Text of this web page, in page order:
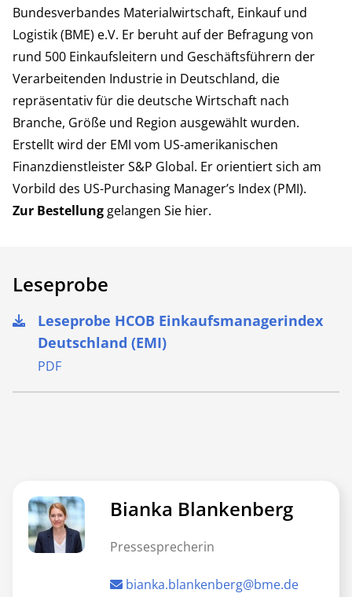
Bundesverbandes Materialwirtschaft, Einkauf und
Logistik (BME) e.V. Er beruht auf der Befragung von
rund 500 Einkaufsleitern und Geschäftsführern der
Verarbeitenden Industrie in Deutschland, die
repräsentativ für die deutsche Wirtschaft nach
Branche, Größe und Region ausgewählt wurden.
Erstellt wird der EMI vom US-amerikanischen
Finanzdienstleister S&P Global. Er orientiert sich am
Vorbild des US-Purchasing Manager’s Index (PMI).
Zur Bestellung gelangen Sie hier.
Leseprobe
Leseprobe HCOB Einkaufsmanagerindex
Deutschland (EMI)
PDF
Bianka Blankenberg
Pressesprecherin
bianka.blankenberg@bme.de